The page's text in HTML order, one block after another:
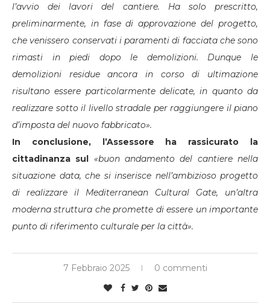
l’avvio dei lavori del cantiere. Ha solo prescritto,
preliminarmente, in fase di approvazione del progetto,
che venissero conservati i paramenti di facciata che sono
rimasti in piedi dopo le demolizioni. Dunque le
demolizioni residue ancora in corso di ultimazione
risultano essere particolarmente delicate, in quanto da
realizzare sotto il livello stradale per raggiungere il piano
d’imposta del nuovo fabbricato».
In conclusione, l’Assessore ha rassicurato la
cittadinanza sul «buon andamento del cantiere nella
situazione data, che si inserisce nell’ambizioso progetto
di realizzare il Mediterranean Cultural Gate, un’altra
moderna struttura che promette di essere un importante
punto di riferimento culturale per la città».
7 Febbraio 2025 0 commenti